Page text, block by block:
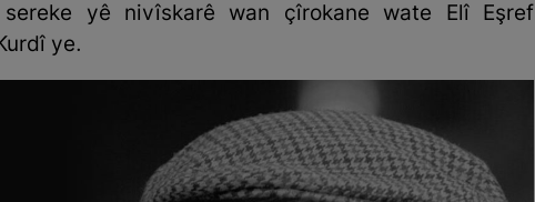
yê nivîskarê wan çîrokane wate Elî Eşref
ye.